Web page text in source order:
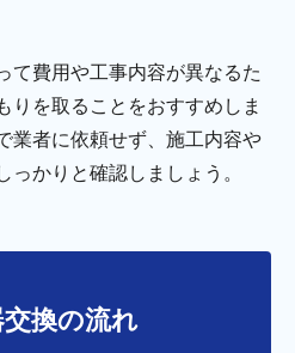
て費用や工事内容が異なるた
りを取ることをおすすめしま
業者に依頼せず、施工内容や
かりと確認しましょう。
換の流れ